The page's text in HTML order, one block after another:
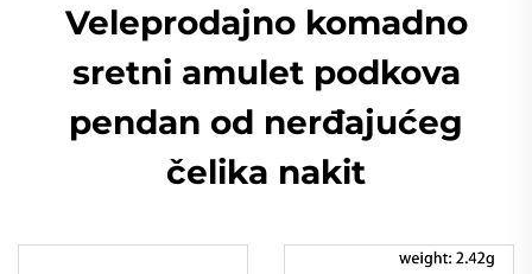
Veleprodajno komadno
sretni amulet podkova
pendan od nerđajućeg
čelika nakit